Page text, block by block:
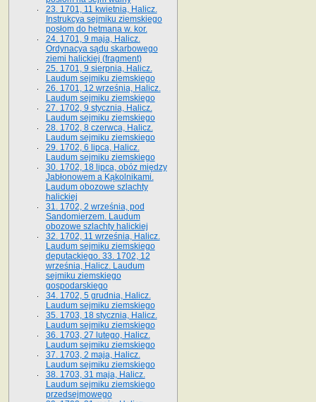
23. 1701, 11 kwietnia, Halicz.
Instrukcya sejmiku ziemskiego
posłom do hetmana w. kor.
24. 1701, 9 maja, Halicz.
Ordynacya sądu skarbowego
ziemi halickiej (fragment)
25. 1701, 9 sierpnia, Halicz.
Laudum sejmiku ziemskiego
26. 1701, 12 września, Halicz.
Laudum sejmiku ziemskiego
27. 1702, 9 stycznia, Halicz.
Laudum sejmiku ziemskiego
28. 1702, 8 czerwca, Halicz.
Laudum sejmiku ziemskiego
29. 1702, 6 lipca, Halicz.
Laudum sejmiku ziemskiego
30. 1702, 18 lipca, obóz między
Jabłonowem a Kąkolnikami.
Laudum obozowe szlachty
halickiej
31. 1702, 2 września, pod
Sandomierzem. Laudum
obozowe szlachty halickiej
32. 1702, 11 września, Halicz.
Laudum sejmiku ziemskiego
deputackiego. 33. 1702, 12
września, Halicz. Laudum
sejmiku ziemskiego
gospodarskiego
34. 1702, 5 grudnia, Halicz.
Laudum sejmiku ziemskiego
35. 1703, 18 stycznia, Halicz.
Laudum sejmiku ziemskiego
36. 1703, 27 lutego, Halicz.
Laudum sejmiku ziemskiego
37. 1703, 2 maja, Halicz.
Laudum sejmiku ziemskiego
38. 1703, 31 maja, Halicz.
Laudum sejmiku ziemskiego
przedsejmowego